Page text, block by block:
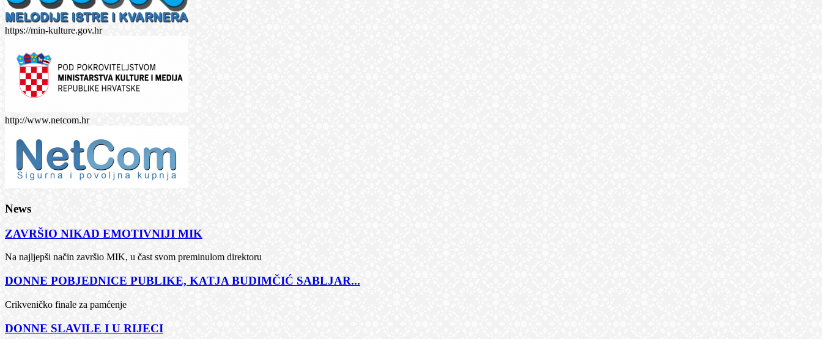
https://min-kulture.gov.hr
http://www.netcom.hr
News
ZAVRŠIO NIKAD EMOTIVNIJI MIK
Na najljepši način završio MIK, u čast svom preminulom direktoru
DONNE POBJEDNICE PUBLIKE, KATJA BUDIMČIĆ SABLJAR...
Crikveničko finale za pamćenje
DONNE SLAVILE I U RIJECI